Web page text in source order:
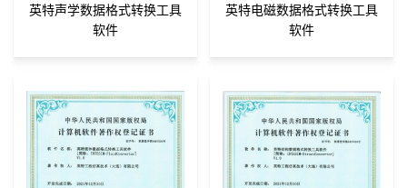
英特声学数据格式转换工具
软件
英特电磁数据格式转换工具
软件